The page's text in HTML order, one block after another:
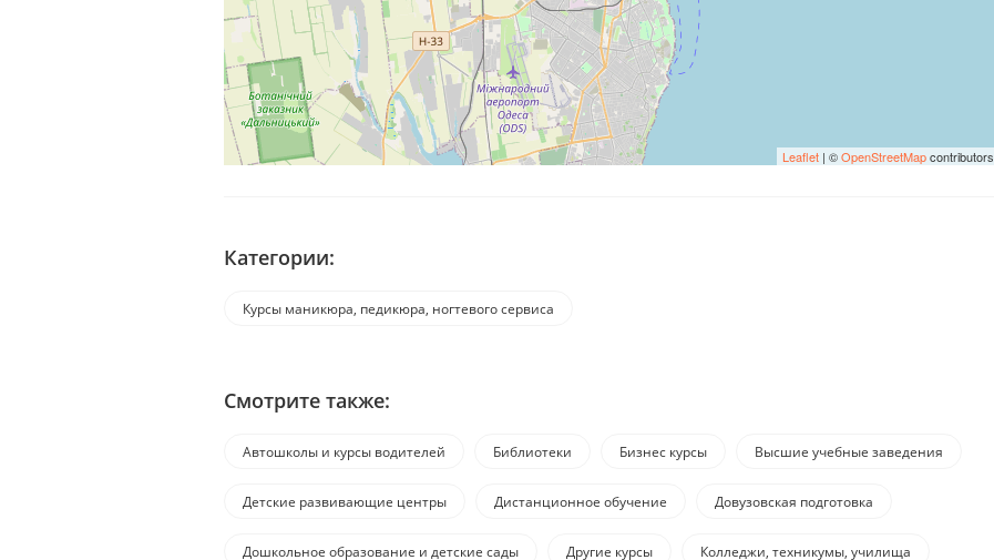
Leaflet | ©OpenStreetMapcontributors
Категории:
Курсы маникюра, педикюра, ногтевого сервиса
Смотрите также:
Автошколы и курсы водителей Библиотеки Бизнес курсы Высшие учебные заведения
Детские развивающие центры Дистанционное обучение Довузовская подготовка
Дошкольное образование и детские сады Другие курсы Колледжи, техникумы, училища